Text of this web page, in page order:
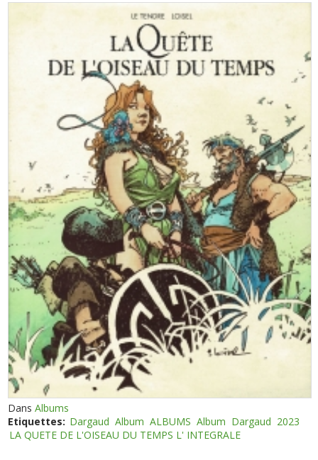
DansAlbums
Etiquettes: Dargaud Album ALBUMS Album Dargaud 2023
LA QUETE DE L'OISEAU DU TEMPS L' INTEGRALE